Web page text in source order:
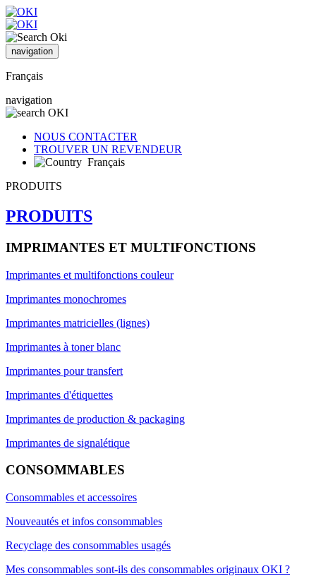
navigation
Français
navigation
NOUS CONTACTER
TROUVER UN REVENDEUR
Français
PRODUITS
PRODUITS
IMPRIMANTES ET MULTIFONCTIONS
Imprimantes et multifonctions couleur
Imprimantes monochromes
Imprimantes matricielles (lignes)
Imprimantes à toner blanc
Imprimantes pour transfert
Imprimantes d'étiquettes
Imprimantes de production & packaging
Imprimantes de signalétique
CONSOMMABLES
Consommables et accessoires
Nouveautés et infos consommables
Recyclage des consommables usagés
Mes consommables sont-ils des consommables originaux OKI ?